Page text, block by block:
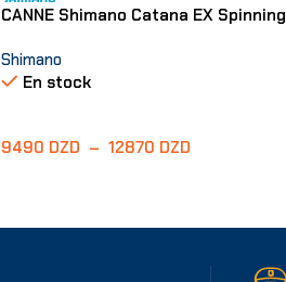
CANNE Shimano Catana EX Spinning
Shimano
En stock
9490 DZD – 12870 DZD